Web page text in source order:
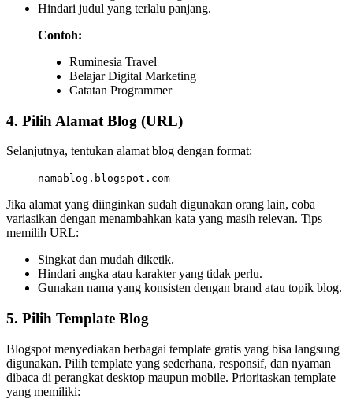
Hindari judul yang terlalu panjang.
Contoh:
Ruminesia Travel
Belajar Digital Marketing
Catatan Programmer
4. Pilih Alamat Blog (URL)
Selanjutnya, tentukan alamat blog dengan format:
namablog.blogspot.com
Jika alamat yang diinginkan sudah digunakan orang lain, coba
variasikan dengan menambahkan kata yang masih relevan. Tips
memilih URL:
Singkat dan mudah diketik.
Hindari angka atau karakter yang tidak perlu.
Gunakan nama yang konsisten dengan brand atau topik blog.
5. Pilih Template Blog
Blogspot menyediakan berbagai template gratis yang bisa langsung
digunakan. Pilih template yang sederhana, responsif, dan nyaman
dibaca di perangkat desktop maupun mobile. Prioritaskan template
yang memiliki: